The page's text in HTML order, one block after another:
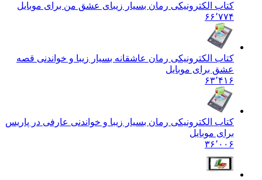
کتاب الکترونیکی رمان بسیار زیبای عشق من برای موبایل
۶۶٬۷۷۴
کتاب الکترونیکی رمان عاشقانه بسیار زیبا و خواندنی قصه
عشق برای موبایل
۶۳٬۴۱۶
کتاب الکترونیکی رمان بسیار زیبا و خواندنی عارفی در پاریس
برای موبایل
۳۶٬۰۰۶